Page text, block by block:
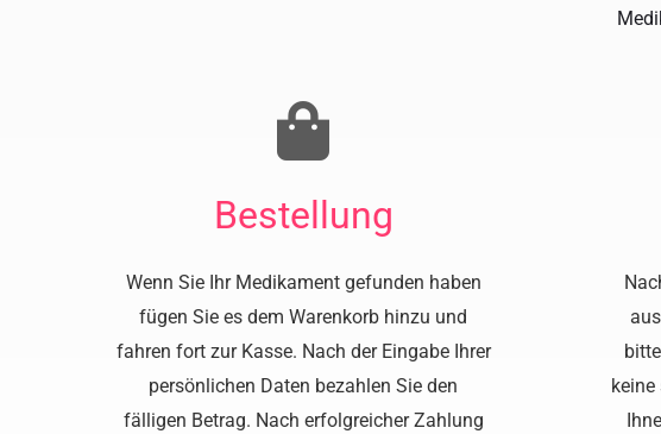
Bestellung
Wenn Sie Ihr Medikament gefunden haben
fügen Sie es dem Warenkorb hinzu und
fahren fort zur Kasse. Nach der Eingabe Ihrer
persönlichen Daten bezahlen Sie den
fälligen Betrag. Nach erfolgreicher Zahlung